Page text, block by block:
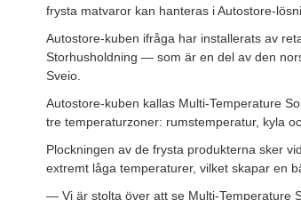
frysta matvaror kan hanteras i Autostore-
Autostore-kuben ifråga har installerats av
Storhusholdning — som är en del av den
Sveio.
Autostore-kuben kallas Multi-Temperature
tre temperaturzoner: rumstemperatur, kyla
Plockningen av de frysta produkterna sker
extremt låga temperaturer, vilket skapar en
— Vi är stolta över att se Multi-Temperature